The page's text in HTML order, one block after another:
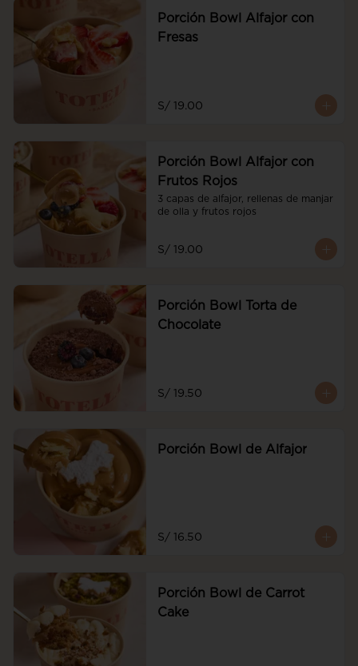
Porción Bowl Alfajor con
Fresas
S/ 19.00
Porción Bowl Alfajor con
Frutos Rojos
3 capas de alfajor, rellenas de manjar
de olla y frutos rojos
S/ 19.00
Porción Bowl Torta de
Chocolate
S/ 19.50
Porción Bowl de Alfajor
S/ 16.50
Porción Bowl de Carrot
Cake